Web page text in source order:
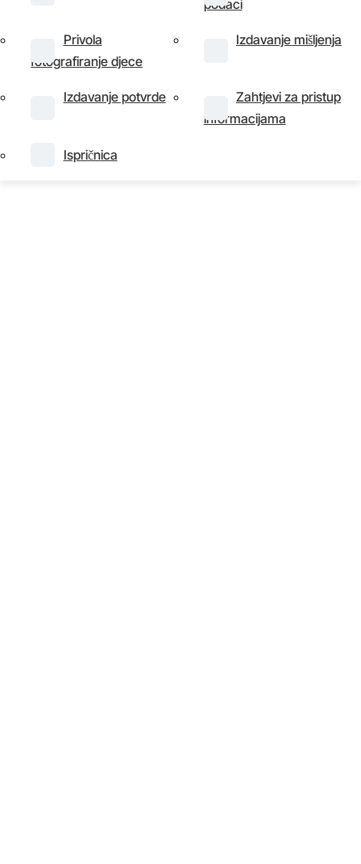
Zahtjevi za pristup
informacijama
Ispričnica
podaci
Privola
fotografiranje djece
Izdavanje mišljenja
Izdavanje potvrde
Zahtjevi za pristup
informacijama
Ispričnica